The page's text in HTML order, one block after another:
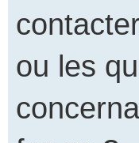
ou les